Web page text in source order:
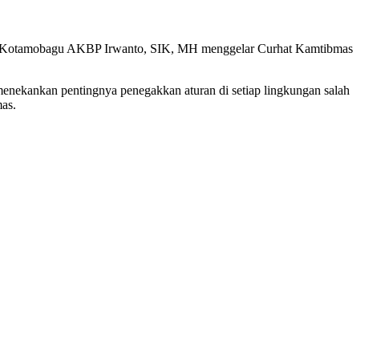
AKBP Irwanto, SIK, MH menggelar Curhat Kamtibmas
pentingnya penegakkan aturan di setiap lingkungan salah